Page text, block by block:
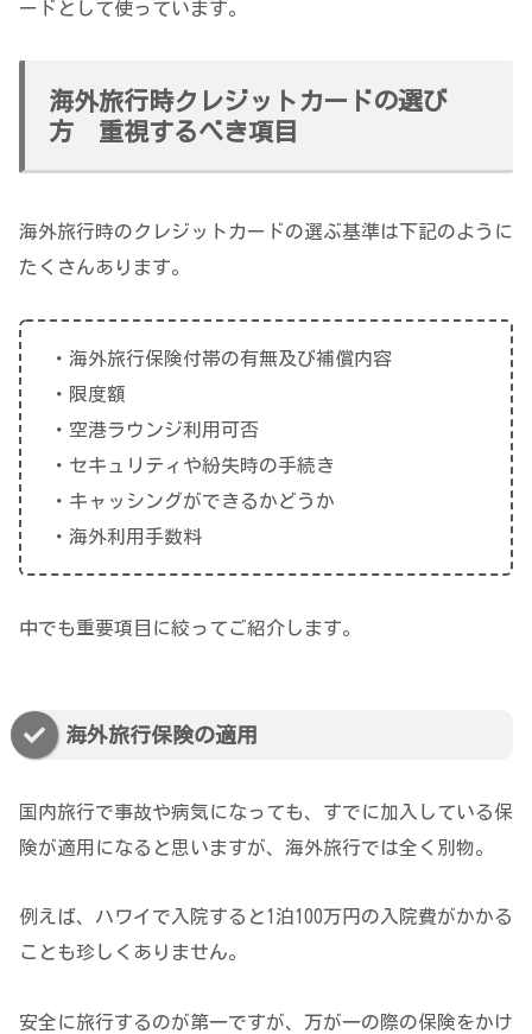
ードとして使っています。
海外旅行時クレジットカードの選び
方 重視するべき項目
海外旅行時のクレジットカードの選ぶ基準は下記のように
たくさんあります。
・海外旅行保険付帯の有無及び補償内容
・限度額
・空港ラウンジ利用可否
・セキュリティや紛失時の手続き
・キャッシングができるかどうか
・海外利用手数料
中でも重要項目に絞ってご紹介します。
海外旅行保険の適用
国内旅行で事故や病気になっても、すでに加入している保
険が適用になると思いますが、海外旅行では全く別物。
例えば、ハワイで入院すると1泊100万円の入院費がかかる
ことも珍しくありません。
安全に旅行するのが第一ですが、万が一の際の保険をかけ